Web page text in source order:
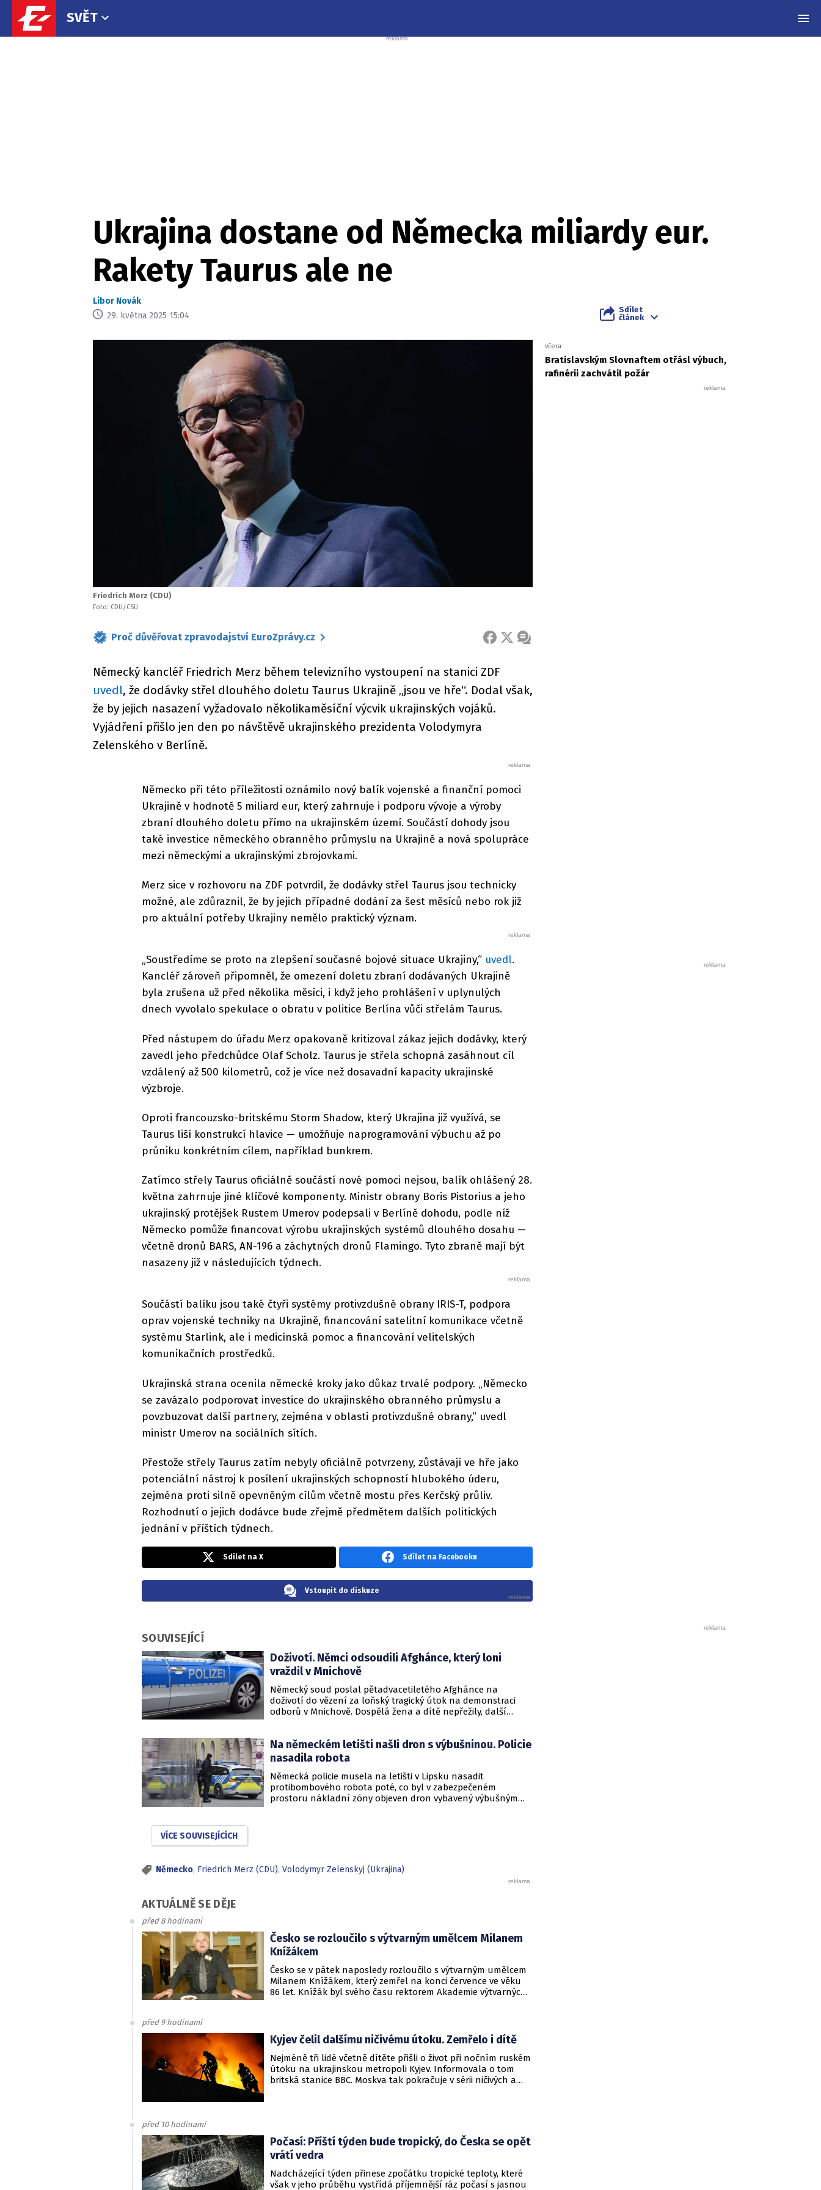
SVĚT
Ukrajina dostane od Německa miliardy eur.
Rakety Taurus ale ne
Libor Novák
29. května 2025 15:04
Sdílet
článek
Friedrich Merz (CDU)
Foto: CDU/CSU
Proč důvěřovat zpravodajství EuroZprávy.cz FACEBOOK
X ZPRÁVA
Německý kancléř Friedrich Merz během televizního vystoupení na stanici ZDF
uvedl, že dodávky střel dlouhého doletu Taurus Ukrajině „jsou ve hře“. Dodal však,
že by jejich nasazení vyžadovalo několikaměsíční výcvik ukrajinských vojáků.
Vyjádření přišlo jen den po návštěvě ukrajinského prezidenta Volodymyra
Zelenského v Berlíně.
Německo při této příležitosti oznámilo nový balík vojenské a finanční pomoci
Ukrajině v hodnotě 5 miliard eur, který zahrnuje i podporu vývoje a výroby
zbraní dlouhého doletu přímo na ukrajinském území. Součástí dohody jsou
také investice německého obranného průmyslu na Ukrajině a nová spolupráce
mezi německými a ukrajinskými zbrojovkami.
Merz sice v rozhovoru na ZDF potvrdil, že dodávky střel Taurus jsou technicky
možné, ale zdůraznil, že by jejich případné dodání za šest měsíců nebo rok již
pro aktuální potřeby Ukrajiny nemělo praktický význam.
„Soustředíme se proto na zlepšení současné bojové situace Ukrajiny,“ uvedl.
Kancléř zároveň připomněl, že omezení doletu zbraní dodávaných Ukrajině
byla zrušena už před několika měsíci, i když jeho prohlášení v uplynulých
dnech vyvolalo spekulace o obratu v politice Berlína vůči střelám Taurus.
Před nástupem do úřadu Merz opakovaně kritizoval zákaz jejich dodávky, který
zavedl jeho předchůdce Olaf Scholz. Taurus je střela schopná zasáhnout cíl
vzdálený až 500 kilometrů, což je více než dosavadní kapacity ukrajinské
výzbroje.
Oproti francouzsko-britskému Storm Shadow, který Ukrajina již využívá, se
Taurus liší konstrukcí hlavice — umožňuje naprogramování výbuchu až po
průniku konkrétním cílem, například bunkrem.
Zatímco střely Taurus oficiálně součástí nové pomoci nejsou, balík ohlášený 28.
května zahrnuje jiné klíčové komponenty. Ministr obrany Boris Pistorius a jeho
ukrajinský protějšek Rustem Umerov podepsali v Berlíně dohodu, podle níž
Německo pomůže financovat výrobu ukrajinských systémů dlouhého dosahu —
včetně dronů BARS, AN-196 a záchytných dronů Flamingo. Tyto zbraně mají být
nasazeny již v následujících týdnech.
Součástí balíku jsou také čtyři systémy protivzdušné obrany IRIS-T, podpora
oprav vojenské techniky na Ukrajině, financování satelitní komunikace včetně
systému Starlink, ale i medicínská pomoc a financování velitelských
komunikačních prostředků.
Ukrajinská strana ocenila německé kroky jako důkaz trvalé podpory. „Německo
se zavázalo podporovat investice do ukrajinského obranného průmyslu a
povzbuzovat další partnery, zejména v oblasti protivzdušné obrany,“ uvedl
ministr Umerov na sociálních sítích.
Přestože střely Taurus zatím nebyly oficiálně potvrzeny, zůstávají ve hře jako
potenciální nástroj k posílení ukrajinských schopností hlubokého úderu,
zejména proti silně opevněným cílům včetně mostu přes Kerčský průliv.
Rozhodnutí o jejich dodávce bude zřejmě předmětem dalších politických
jednání v příštích týdnech.
včera
Bratislavským Slovnaftem otřásl výbuch,
rafinérii zachvátil požár
Sdílet na X Sdílet na Facebooku
Vstoupit do diskuze
SOUVISEJÍCÍ
Doživotí. Němci odsoudili Afghánce, který loni
vraždil v Mnichově
Německý soud poslal pětadvacetiletého Afghánce na
doživotí do vězení za loňský tragický útok na demonstraci
odborů v Mnichově. Dospělá žena a dítě nepřežily, další
Na německém letišti našli dron s výbušninou. Policie
nasadila robota
Německá policie musela na letišti v Lipsku nasadit
protibombového robota poté, co byl v zabezpečeném
prostoru nákladní zóny objeven dron vybavený výbušným
VÍCE SOUVISEJÍCÍCH
Německo, Friedrich Merz (CDU), Volodymyr Zelenskyj (Ukrajina)
AKTUÁLNĚ SE DĚJE
před 8 hodinami
Česko se rozloučilo s výtvarným umělcem Milanem
Knížákem
Česko se v pátek naposledy rozloučilo s výtvarným umělcem
Milanem Knížákem, který zemřel na konci července ve věku
86 let. Knížák byl svého času rektorem Akademie výtvarných
před 9 hodinami
Kyjev čelil dalšímu ničivému útoku. Zemřelo i dítě
Nejméně tři lidé včetně dítěte přišli o život při nočním ruském
útoku na ukrajinskou metropoli Kyjev. Informovala o tom
britská stanice BBC. Moskva tak pokračuje v sérii ničivých a
před 10 hodinami
Počasí: Příští týden bude tropický, do Česka se opět
vrátí vedra
Nadcházející týden přinese zpočátku tropické teploty, které
však v jeho průběhu vystřídá příjemnější ráz počasí s jasnou